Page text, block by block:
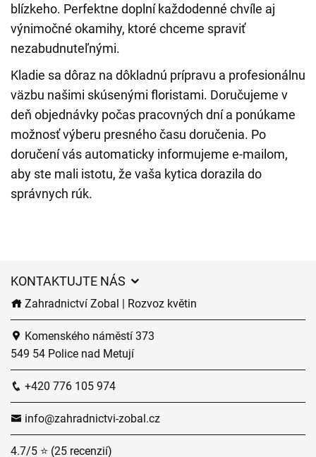
blízkeho. Perfektne doplní každodenné chvíle aj
výnimočné okamihy, ktoré chceme spraviť
nezabudnuteľnými.
Kladie sa dôraz na dôkladnú prípravu a profesionálnu
väzbu našimi skúsenými floristami. Doručujeme v
deň objednávky počas pracovných dní a ponúkame
možnosť výberu presného času doručenia. Po
doručení vás automaticky informujeme e-mailom,
aby ste mali istotu, že vaša kytica dorazila do
správnych rúk.
KONTAKTUJTE NÁS
Zahradnictví Zobal | Rozvoz květin
Komenského náměstí 373
549 54 Police nad Metují
+420 776 105 974
info@zahradnictvi-zobal.cz
4.7/5 ⭐ (25 recenzií)